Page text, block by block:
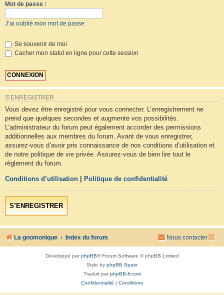
Mot de passe :
J’ai oublié mon mot de passe
Se souvenir de moi
Cacher mon statut en ligne pour cette session
S’ENREGISTRER
Vous devez être enregistré pour vous connecter. L’enregistrement ne
prend que quelques secondes et augmente vos possibilités.
L’administrateur du forum peut également accorder des permissions
additionnelles aux membres du forum. Avant de vous enregistrer,
assurez-vous d’avoir pris connaissance de nos conditions d’utilisation et
de notre politique de vie privée. Assurez-vous de bien lire tout le
règlement du forum.
Conditions d’utilisation Politique de confidentialité
S’ENREGISTRER
La gnomonique Index du forum Nous contacter
Développé parphpBB® Forum Software © phpBB Limited
Style by phpBB Spain
Traduit parphpBB-fr.com
Confidentialité
Conditions